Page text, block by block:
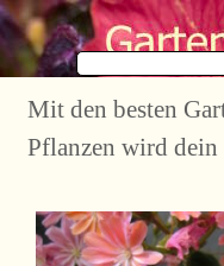
Direkt zum Seiteninhalt
Mit den besten
Pflanzen wird dein